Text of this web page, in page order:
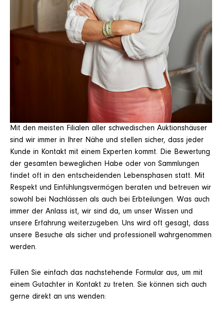
Mit den meisten Filialen aller schwedischen Auktionshäuser
sind wir immer in Ihrer Nähe und stellen sicher, dass jeder
Kunde in Kontakt mit einem Experten kommt. Die Bewertung
der gesamten beweglichen Habe oder von Sammlungen
findet oft in den entscheidenden Lebensphasen statt. Mit
Respekt und Einfühlungsvermögen beraten und betreuen wir
sowohl bei Nachlässen als auch bei Erbteilungen. Was auch
immer der Anlass ist, wir sind da, um unser Wissen und
unsere Erfahrung weiterzugeben. Uns wird oft gesagt, dass
unsere Besuche als sicher und professionell wahrgenommen
werden.
Füllen Sie einfach das nachstehende Formular aus, um mit
einem Gutachter in Kontakt zu treten. Sie können sich auch
gerne direkt an uns wenden: